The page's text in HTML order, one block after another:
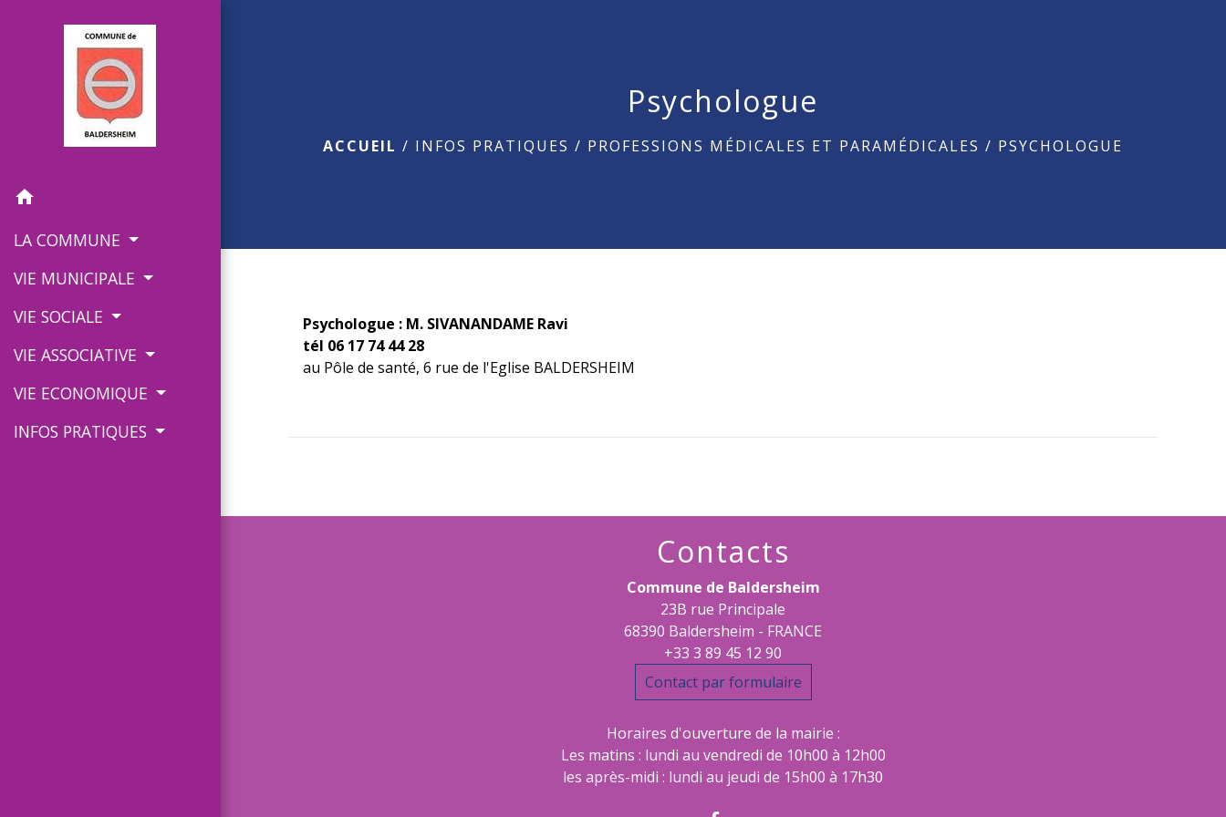
home
LA COMMUNE
VIE MUNICIPALE
VIE SOCIALE
VIE ASSOCIATIVE
VIE ECONOMIQUE
INFOS PRATIQUES
Psychologue
ACCUEIL / INFOS PRATIQUES / PROFESSIONS MÉDICALES ET PARAMÉDICALES / PSYCHOLOGUE
Psychologue : M. SIVANANDAME Ravi
tél 06 17 74 44 28
au Pôle de santé, 6 rue de l'Eglise BALDERSHEIM
Contacts
Commune de Baldersheim
23B rue Principale
68390 Baldersheim - FRANCE
+33 3 89 45 12 90
Contact par formulaire
Horaires d'ouverture de la mairie :
Les matins : lundi au vendredi de 10h00 à 12h00
les après-midi : lundi au jeudi de 15h00 à 17h30